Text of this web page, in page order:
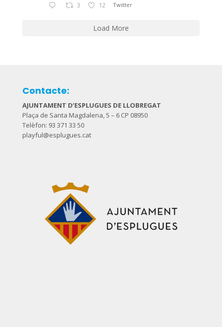
3 12 Twitter
Load More
Contacte:
AJUNTAMENT D’ESPLUGUES DE LLOBREGAT
Plaça de Santa Magdalena, 5 – 6 CP 08950
Telèfon: 93 371 33 50
playful@esplugues.cat